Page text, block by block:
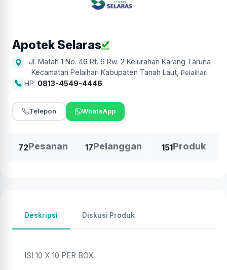
Apotek Selaras
Jl. Matah 1 No. 46 Rt. 6 Rw. 2 Kelurahan Karang Taruna
Kecamatan Pelaihari Kabupaten Tanah Laut Pelaihari
HP: 0813-4549-4446
Telepon WhatsApp
72Pesanan 17Pelanggan 151Produk
Deskripsi Diskusi Produk
ISI 10 X 10 PER BOX